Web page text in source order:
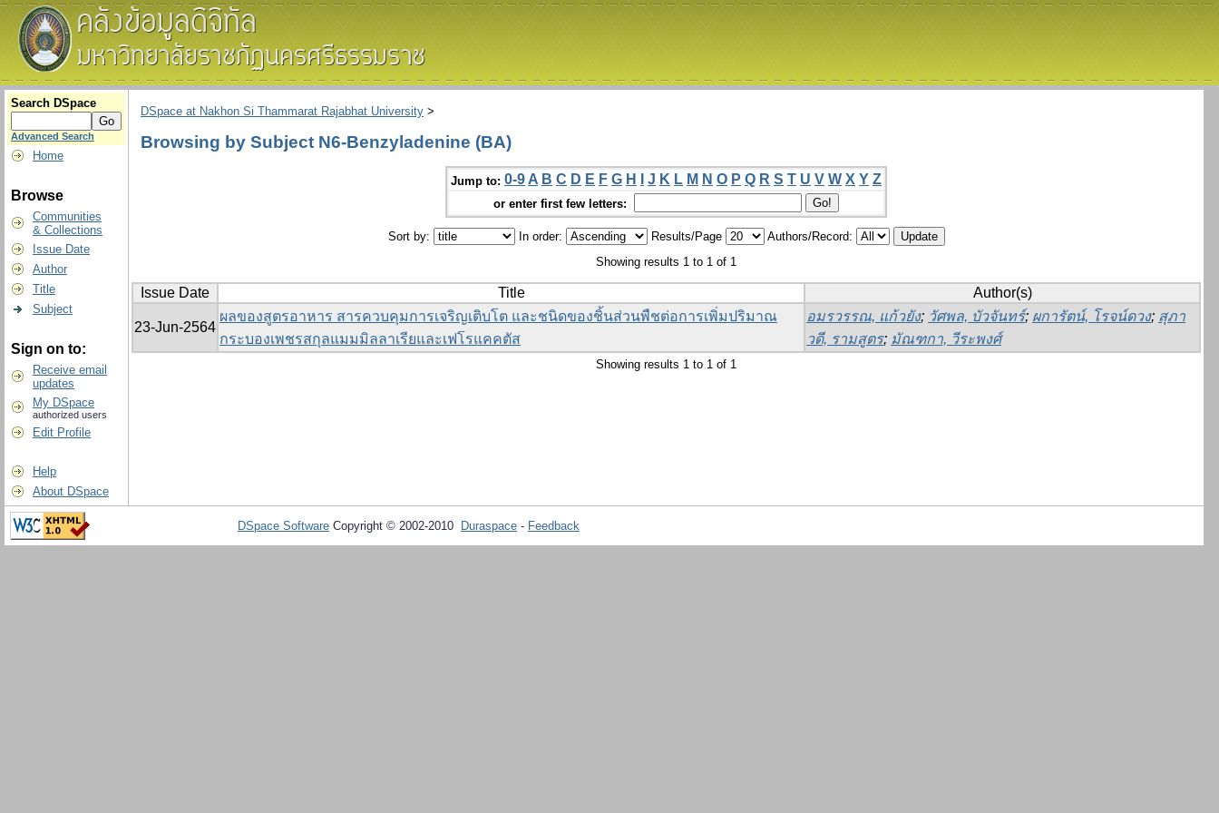
Search DSpace
Advanced Search
Home
Browse
Communities
& Collections
Issue Date
Author
Title
Subject
Sign on to:
Receive email
updates
My DSpace
authorized users
Edit Profile
Help
About DSpace
DSpace at Nakhon Si Thammarat Rajabhat University >
Browsing by Subject N6-Benzyladenine (BA)
Jump to: 0-9 A B C D E F G H J K L M N O P Q R S T U V W X Y Z
or enter first few letters:
Sort by: In order: Results/Page
Authors/Record:
Showing results 1 to 1 of 1
Issue Date Title Author(s)
23-Jun-2564
ผลของสูตรอาหาร สารควบคุมการเจริญเติบโต และชนิดของชิ้นส่วนพืชต่อการเพิ่มปริมาณ
กระบองเพชรสกุลแมมมิลลาเรียและเฟโรแคคตัส
อมรวรรณ, แก้วยัง; วัศพล, บัวจันทร์; ผการัตน์, โรจน์ดวง; สุภา
วดี, รามสูตร; มัณฑกา, วีระพงศ์
Showing results 1 to 1 of 1
DSpace Software Copyright © 2002-2010 Duraspace - Feedback